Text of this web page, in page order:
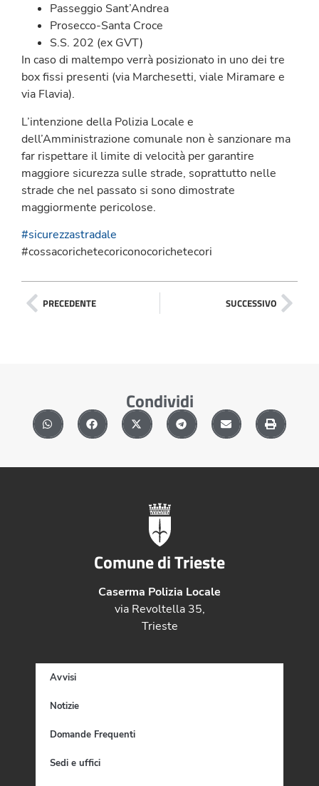
Passeggio Sant’Andrea
Prosecco-Santa Croce
S.S. 202 (ex GVT)
In caso di maltempo verrà posizionato in uno dei tre
box fissi presenti (via Marchesetti, viale Miramare e
via Flavia).
L’intenzione della Polizia Locale e
dell’Amministrazione comunale non è sanzionare ma
far rispettare il limite di velocità per garantire
maggiore sicurezza sulle strade, soprattutto nelle
strade che nel passato si sono dimostrate
maggiormente pericolose.
#sicurezzastradale
#cossacorichetecoriconocorichetecori
PRECEDENTE SUCCESSIVO
Condividi
Comune di Trieste
Caserma Polizia Locale
via Revoltella 35,
Trieste
Avvisi
Notizie
Domande Frequenti
Sedi e uffici